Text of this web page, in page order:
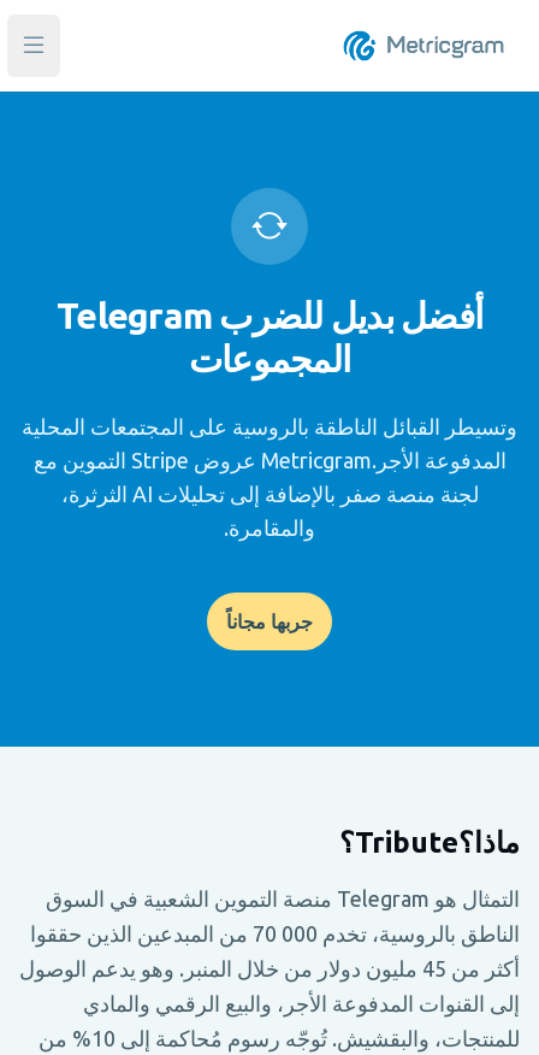
فتح
أفضل بديل للضرب Telegram
المجموعات
وتسيطر القبائل الناطقة بالروسية على المجتمعات المحلية
المدفوعة الأجر.Metricgram عروض Stripe التموين مع
لجنة منصة صفر بالإضافة إلى تحليلات AI الثرثرة،
والمقامرة.
جربها مجاناً
ماذا؟Tribute؟
التمثال هو Telegram منصة التموين الشعبية في السوق
الناطق بالروسية، تخدم 000 70 من المبدعين الذين حققوا
أكثر من 45 مليون دولار من خلال المنبر. وهو يدعم الوصول
إلى القنوات المدفوعة الأجر، والبيع الرقمي والمادي
للمنتجات، والبقشيش. تُوجّه رسوم مُحاكمة إلى 10% من